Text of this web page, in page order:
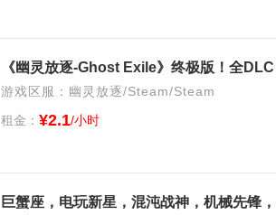
《幽灵放逐-Ghost Exile》终极版！全
游戏区服：幽灵放逐/Steam/Steam
租金： ¥2.1/小时